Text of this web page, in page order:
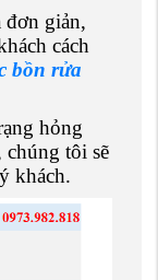
đơn giản,
cách
bồn rửa
hỏng
chúng tôi sẽ
khách.